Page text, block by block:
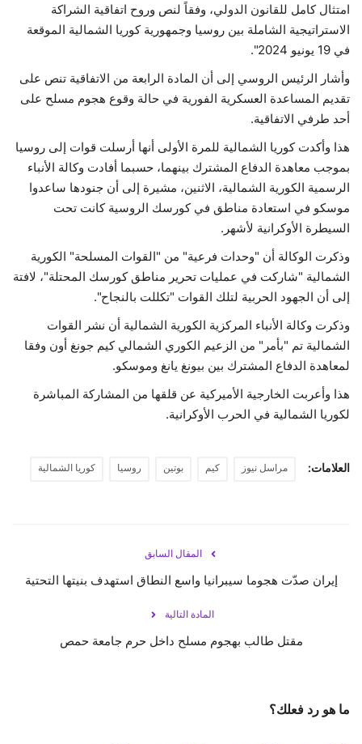
امتثال كامل للقانون الدولي، وفقاً لنص وروح اتفاقية الشراكة
الاستراتيجية الشاملة بين روسيا وجمهورية كوريا الشمالية الموقعة
في 19 يونيو 2024".
وأشار الرئيس الروسي إلى أن المادة الرابعة من الاتفاقية تنص على
تقديم المساعدة العسكرية الفورية في حالة وقوع هجوم مسلح على
أحد طرفي الاتفاقية.
هذا وأكدت كوريا الشمالية للمرة الأولى أنها أرسلت قوات إلى روسيا
بموجب معاهدة الدفاع المشترك بينهما، حسبما أفادت وكالة الأنباء
الرسمية الكورية الشمالية، الاثنين، مشيرة إلى أن جنودها ساعدوا
موسكو في استعادة مناطق في كورسك الروسية كانت تحت
السيطرة الأوكرانية لأشهر.
وذكرت الوكالة أن "وحدات فرعية" من "القوات المسلحة" الكورية
الشمالية "شاركت في عمليات تحرير مناطق كورسك المحتلة"، لافتة
إلى أن الجهود الحربية لتلك القوات "تكللت بالنجاح".
وذكرت وكالة الأنباء المركزية الكورية الشمالية أن نشر القوات
الشمالية تم "بأمر" من الزعيم الكوري الشمالي كيم جونغ أون وفقا
لمعاهدة الدفاع المشترك بين بيونغ يانغ وموسكو.
هذا وأعربت الخارجية الأميركية عن قلقها من المشاركة المباشرة
لكوريا الشمالية في الحرب الأوكرانية.
العلامات: مراسل نيوز كيم بوتين روسيا كوريا الشمالية
المقال السابق
إيران صدّت هجوما سيبرانيا واسع النطاق استهدف بنيتها التحتية
المادة التالية
مقتل طالب بهجوم مسلح داخل حرم جامعة حمص
ما هو رد فعلك؟